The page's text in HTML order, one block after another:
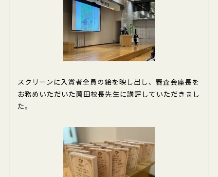
交付金事業・普及啓発事業
ボランティア団体等への助成金について（公募事
緑化運動ポスター原画募集
企業の皆様の緑化活動について
報告事項
緑の募金計画及び結果の公告
緑の少年団について
少年団活動への助成
スクリーンに入賞者全員の絵を映し出し、審査会座長を
お務めいただいた薗田校長先生に講評していただきまし
た。